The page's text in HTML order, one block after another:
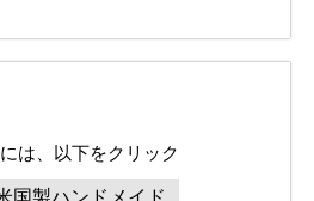
は、以下をクリック